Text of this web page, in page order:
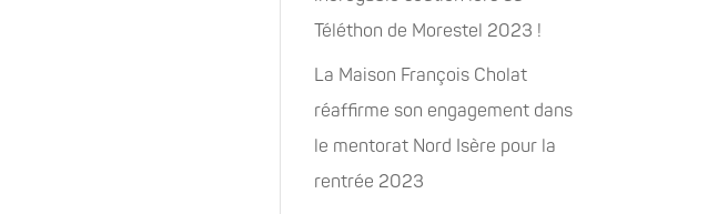
Téléthon de Morestel 2023 !
La Maison François Cholat
réaffirme son engagement dans
le mentorat Nord Isère pour la
rentrée 2023